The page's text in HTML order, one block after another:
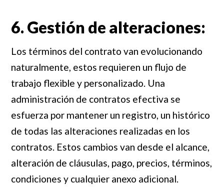
6. Gestión de alteraciones:
Los términos del contrato van evolucionando
naturalmente, estos requieren un flujo de
trabajo flexible y personalizado. Una
administración de contratos efectiva se
esfuerza por mantener un registro, un histórico
de todas las alteraciones realizadas en los
contratos. Estos cambios van desde el alcance,
alteración de cláusulas, pago, precios, términos,
condiciones y cualquier anexo adicional.